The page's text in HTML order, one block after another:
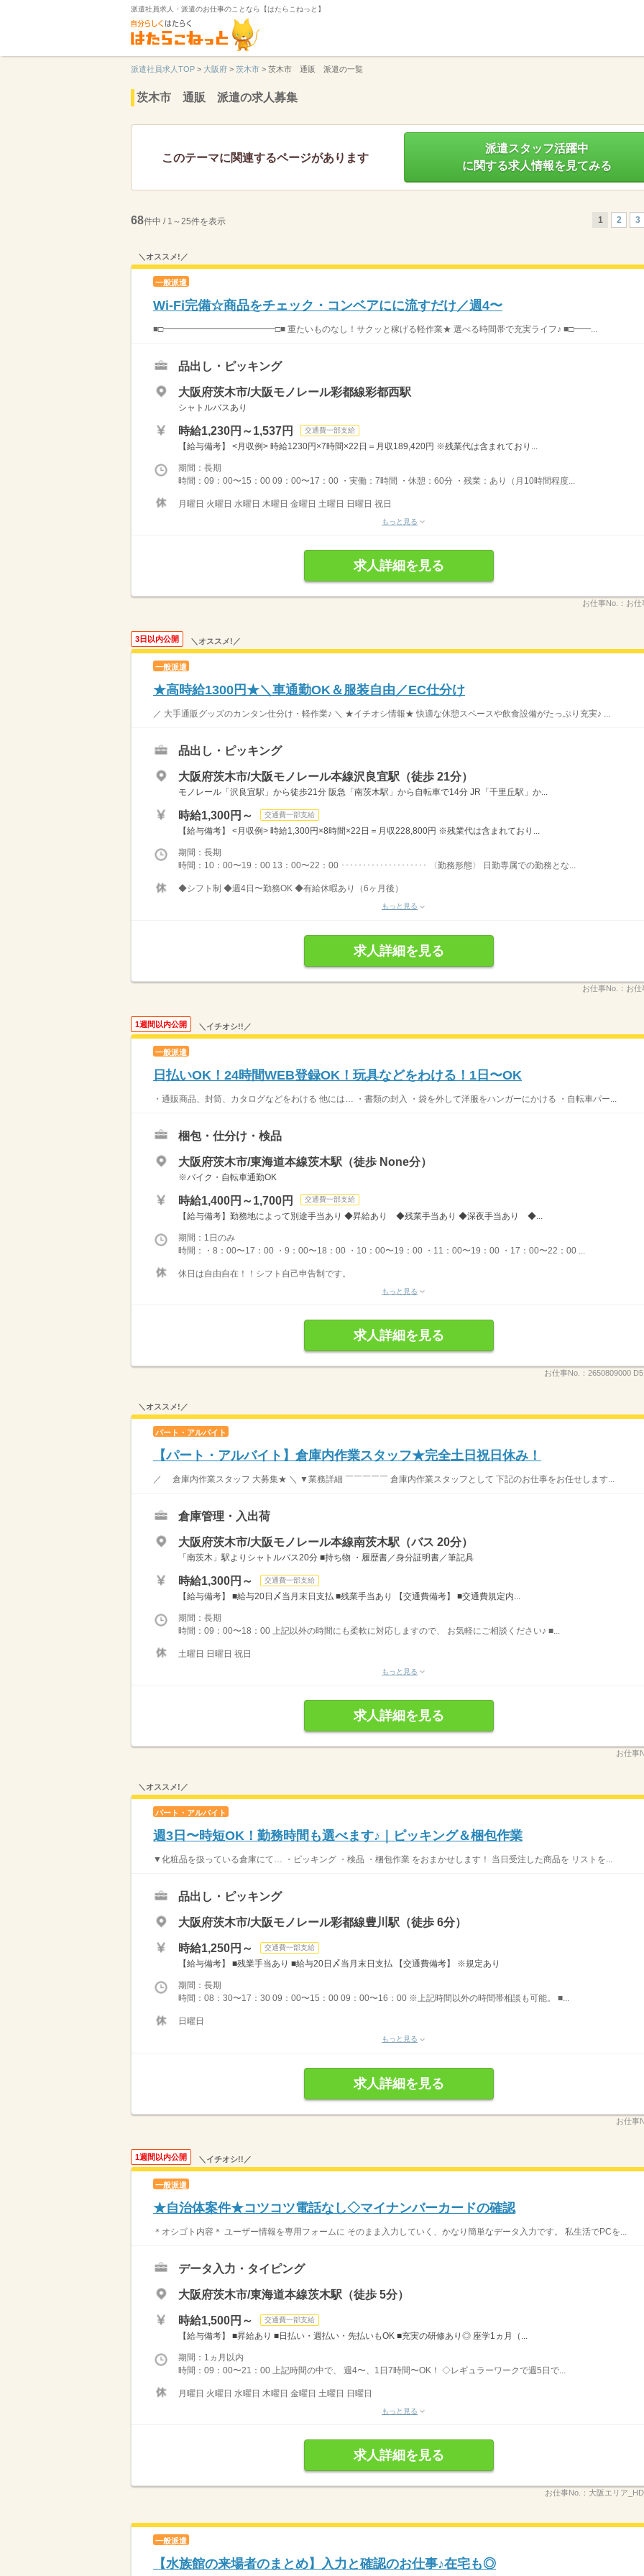
派遣社員求人・派遣のお仕事のことなら【はたらこねっと】
派遣社員求人TOP > 大阪府 > 茨木市 > 茨木市 通販 派遣の一覧
茨木市 通販 派遣の求人募集
このテーマに関連するページがあります
派遣スタッフ活躍中
に関する求人情報を見てみる
68件中 / 1～25件を表示 1 2 3
＼オススメ!／
一般派遣
Wi-Fi完備☆商品をチェック・コンベアにに流すだけ／週4〜
■□━━━━━━━━━━━━━□■ 重たいものなし！サクッと稼げる軽作業★ 選べる時間帯で充実ライフ♪ ■□━━...
品出し・ピッキング
大阪府茨木市/大阪モノレール彩都線彩都西駅
シャトルバスあり
時給1,230円～1,537円 交通費一部支給
【給与備考】 <月収例> 時給1230円×7時間×22日＝月収189,420円 ※残業代は含まれており...
期間：長期
時間：09：00〜15：00 09：00〜17：00 ・実働：7時間 ・休憩：60分 ・残業：あり（月10時間程度...
月曜日 火曜日 水曜日 木曜日 金曜日 土曜日 日曜日 祝日
もっと見る
求人詳細を見る
お仕事No.： お仕
3日以内公開 ＼オススメ!／
一般派遣
★高時給1300円★＼車通勤OK＆服装自由／EC仕分け
／ 大手通販グッズのカンタン仕分け・軽作業♪ ＼ ★イチオシ情報★ 快適な休憩スペースや飲食設備がたっぷり充実♪ ...
品出し・ピッキング
大阪府茨木市/大阪モノレール本線沢良宜駅（徒歩 21分）
モノレール「沢良宜駅」から徒歩21分 阪急「南茨木駅」から自転車で14分 JR「千里丘駅」か...
時給1,300円～ 交通費一部支給
【給与備考】 <月収例> 時給1,300円×8時間×22日＝月収228,800円 ※残業代は含まれており...
期間：長期
時間：10：00〜19：00 13：00〜22：00 ････････････････････ 〈勤務形態〉 日勤専属での勤務とな...
◆シフト制 ◆週4日〜勤務OK ◆有給休暇あり（6ヶ月後）
もっと見る
求人詳細を見る
お仕事No.： お仕
1週間以内公開 ＼イチオシ!!／
一般派遣
日払いOK！24時間WEB登録OK！玩具などをわける！1日〜OK
・通販商品、封筒、カタログなどをわける 他には… ・書類の封入 ・袋を外して洋服をハンガーにかける ・自転車パー...
梱包・仕分け・検品
大阪府茨木市/東海道本線茨木駅（徒歩 None分）
※バイク・自転車通勤OK
時給1,400円～1,700円 交通費一部支給
【給与備考】勤務地によって別途手当あり ◆昇給あり ◆残業手当あり ◆深夜手当あり ◆...
期間：1日のみ
時間：・8：00〜17：00 ・9：00〜18：00 ・10：00〜19：00 ・11：00〜19：00 ・17：00〜22：00 ...
休日は自由自在！！シフト自己申告制です。
もっと見る
求人詳細を見る
お仕事No.： 2650809000
＼オススメ!／
パート・アルバイト
【パート・アルバイト】倉庫内作業スタッフ★完全土日祝日休み！
／ 倉庫内作業スタッフ 大募集★ ＼ ▼業務詳細 ￣￣￣￣￣ 倉庫内作業スタッフとして 下記のお仕事をお任せします...
倉庫管理・入出荷
大阪府茨木市/大阪モノレール本線南茨木駅（バス 20分）
「南茨木」駅よりシャトルバス20分 ■持ち物 ・履歴書／身分証明書／筆記具
時給1,300円～ 交通費一部支給
【給与備考】 ■給与20日〆当月末日支払 ■残業手当あり 【交通費備考】 ■交通費規定内...
期間：長期
時間：09：00〜18：00 上記以外の時間にも柔軟に対応しますので、 お気軽にご相談ください♪ ■...
土曜日 日曜日 祝日
もっと見る
求人詳細を見る
お仕事
＼オススメ!／
パート・アルバイト
週3日〜時短OK！勤務時間も選べます♪｜ピッキング＆梱包作業
▼化粧品を扱っている倉庫にて… ・ピッキング ・検品 ・梱包作業 をおまかせします！ 当日受注した商品を リストを...
品出し・ピッキング
大阪府茨木市/大阪モノレール彩都線豊川駅（徒歩 6分）
時給1,250円～ 交通費一部支給
【給与備考】 ■残業手当あり ■給与20日〆当月末日支払 【交通費備考】 ※規定あり
期間：長期
時間：08：30〜17：30 09：00〜15：00 09：00〜16：00 ※上記時間以外の時間帯相談も可能。 ■...
日曜日
もっと見る
求人詳細を見る
お仕事
1週間以内公開 ＼イチオシ!!／
一般派遣
★自治体案件★コツコツ電話なし◇マイナンバーカードの確認
＊オシゴト内容＊ ユーザー情報を専用フォームに そのまま入力していく、かなり簡単なデータ入力です。 私生活でPCを...
データ入力・タイピング
大阪府茨木市/東海道本線茨木駅（徒歩 5分）
時給1,500円～ 交通費一部支給
【給与備考】 ■昇給あり ■日払い・週払い・先払いもOK ■充実の研修あり◎ 座学1ヵ月（...
期間：1ヵ月以内
時間：09：00〜21：00 上記時間の中で、 週4〜、1日7時間〜OK！ ◇レギュラーワークで週5日で...
月曜日 火曜日 水曜日 木曜日 金曜日 土曜日 日曜日
もっと見る
求人詳細を見る
お仕事No.： 大阪エリア
一般派遣
【水族館の来場者のまとめ】入力と確認のお仕事♪在宅も◎